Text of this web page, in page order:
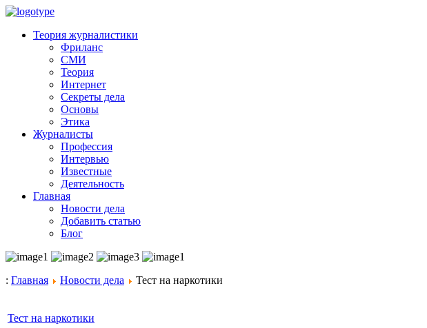
Теория журналистики
Фриланс
СМИ
Теория
Интернет
Секреты дела
Основы
Этика
Журналисты
Профессия
Интервью
Известные
Деятельность
Главная
Новости дела
Добавить статью
Блог
: Главная Новости дела Тест на наркотики
Тест на наркотики